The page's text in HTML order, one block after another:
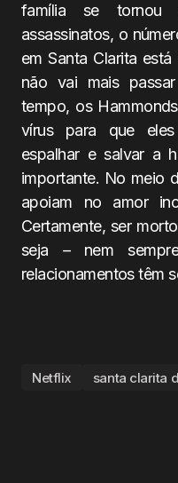
família se tornou
assassinatos, o
em Santa Clarita
não vai mais
tempo, os
vírus para que
espalhar e salvar a
importante. No meio
apoiam no amor
Certamente, ser
seja – nem
relacionamentos têm
Netflix santa clarita